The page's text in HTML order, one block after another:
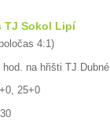
TJ Sokol Lipí
4:1)
hod. na hřišti TJ Dubné
25+0